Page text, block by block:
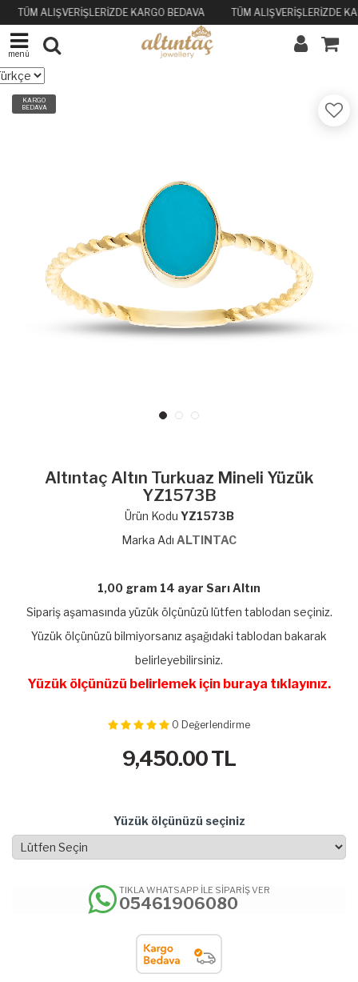
TÜM ALIŞVERİŞLERİZDE KARGO BEDAVA TÜM ALIŞVERİŞLERİZDE
menü
KARGO
BEDAVA
Altıntaç Altın Turkuaz Mineli Yüzük
YZ1573B
Ürün Kodu YZ1573B
Marka Adı ALTINTAC
1,00 gram 14 ayar Sarı Altın
Sipariş aşamasında yüzük ölçünüzü lütfen tablodan seçiniz.
Yüzük ölçünüzü bilmiyorsanız aşağıdaki tablodan bakarak
belirleyebilirsiniz.
Yüzük ölçünüzü belirlemek için buraya tıklayınız.
0 Değerlendirme
9,450.00TL
Yüzük ölçünüzü seçiniz
TIKLA WHATSAPP İLE SİPARİŞ VER
05461906080